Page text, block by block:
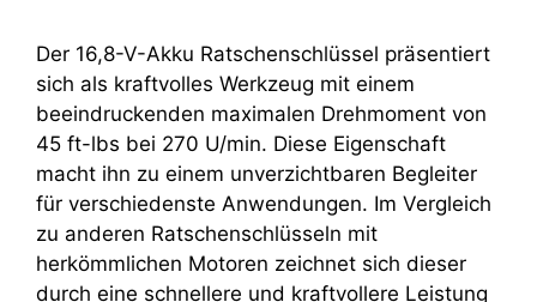
Der 16,8-V-Akku Ratschenschlüssel präsentiert
sich als kraftvolles Werkzeug mit einem
beeindruckenden maximalen Drehmoment von
45 ft-lbs bei 270 U/min. Diese Eigenschaft
macht ihn zu einem unverzichtbaren Begleiter
für verschiedenste Anwendungen. Im Vergleich
zu anderen Ratschenschlüsseln mit
herkömmlichen Motoren zeichnet sich dieser
durch eine schnellere und kraftvollere Leistung